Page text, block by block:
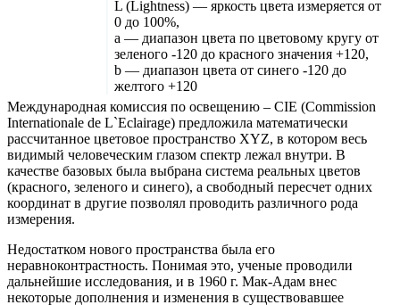
L (Lightness) — яркость цвета измеряется от
0 до 100%,
a — диапазон цвета по цветовому кругу от
зеленого -120 до красного значения +120,
b — диапазон цвета от синего -120 до
желтого +120
Международная комиссия по освещению – CIE (Commission
Internationale de L`Eclairage) предложила математически
рассчитанное цветовое пространство XYZ, в котором весь
видимый человеческим глазом спектр лежал внутри. В
качестве базовых была выбрана система реальных цветов
(красного, зеленого и синего), а свободный пересчет одних
координат в другие позволял проводить различного рода
измерения.
Недостатком нового пространства была его
неравноконтрастность. Понимая это, ученые проводили
дальнейшие исследования, и в 1960 г. Мак-Адам внес
некоторые дополнения и изменения в существовавшее